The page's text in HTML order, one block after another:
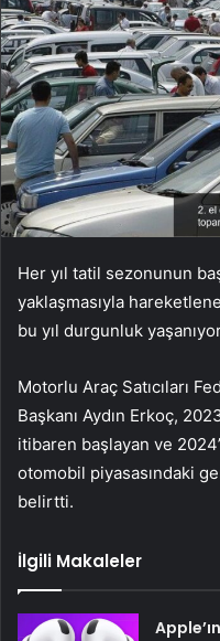
Her yıl tatil sezonunun
yaklaşmasıyla
bu yıl durgunluk
Motorlu Araç Satıcıları
Başkanı Aydın Erkoç,
itibaren başlayan ve
otomobil piyasasındaki
belirtti.
İlgili Makaleler